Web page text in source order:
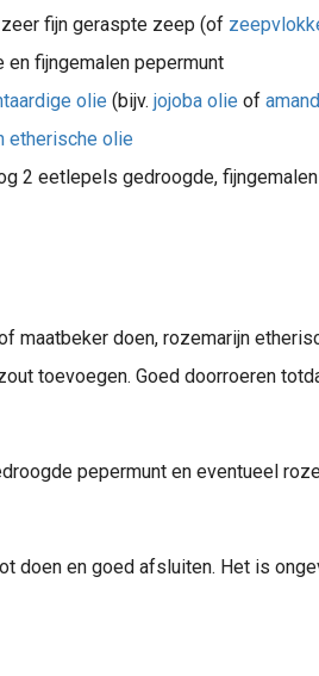
fijn geraspte zeep (of
fijngemalen pepermunt
olie (bijv. jojoba olie of
etherische olie
2 eetlepels gedroogde,
maatbeker doen, rozemarijn
toevoegen. Goed doorroeren
pepermunt en eventueel
doen en goed afsluiten. Het is